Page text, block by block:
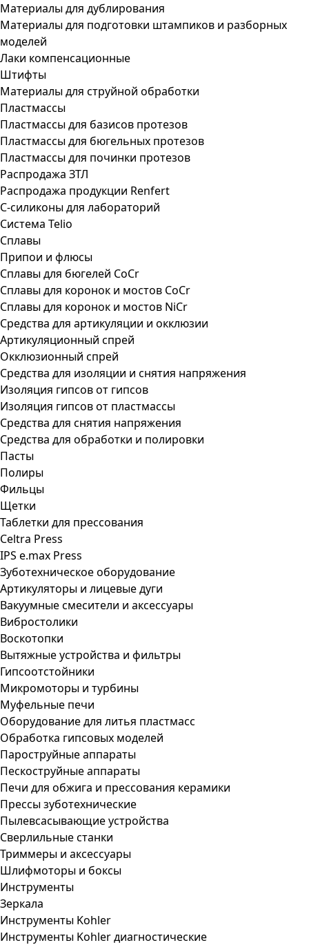
Материалы для дублирования
Материалы для подготовки штампиков и разборных
моделей
Лаки компенсационные
Штифты
Материалы для струйной обработки
Пластмассы
Пластмассы для базисов протезов
Пластмассы для бюгельных протезов
Пластмассы для починки протезов
Распродажа ЗТЛ
Распродажа продукции Renfert
С-силиконы для лабораторий
Система Telio
Сплавы
Припои и флюсы
Сплавы для бюгелей CoCr
Сплавы для коронок и мостов CoCr
Сплавы для коронок и мостов NiCr
Средства для артикуляции и окклюзии
Артикуляционный спрей
Окклюзионный спрей
Средства для изоляции и снятия напряжения
Изоляция гипсов от гипсов
Изоляция гипсов от пластмассы
Средства для снятия напряжения
Средства для обработки и полировки
Пасты
Полиры
Фильцы
Щетки
Таблетки для прессования
Celtra Press
IPS e.max Press
Зуботехническое оборудование
Артикуляторы и лицевые дуги
Вакуумные смесители и аксессуары
Вибростолики
Воскотопки
Вытяжные устройства и фильтры
Гипсоотстойники
Микромоторы и турбины
Муфельные печи
Оборудование для литья пластмасс
Обработка гипсовых моделей
Пароструйные аппараты
Пескоструйные аппараты
Печи для обжига и прессования керамики
Прессы зуботехнические
Пылевсасывающие устройства
Сверлильные станки
Триммеры и аксессуары
Шлифмоторы и боксы
Инструменты
Зеркала
Инструменты Kohler
Инструменты Kohler диагностические